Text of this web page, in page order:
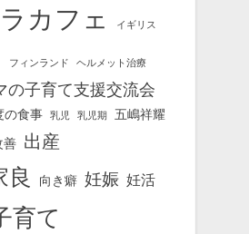
カフェ イギリス
フィンランド ヘルメット治療
の子育て支援交流会
の食事 乳児 乳児期 五嶋祥耀
善 出産
良 向き癖 妊娠 妊活
育て